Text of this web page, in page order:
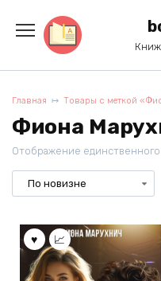
содержанию
Главная Товары с меткой
Фиона
Отображение единственного